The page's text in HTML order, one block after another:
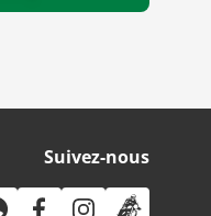
Suivez-nous